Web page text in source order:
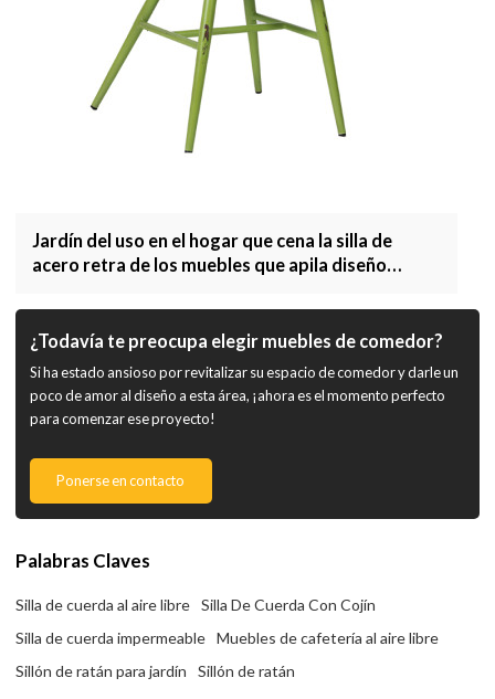
Jardín del uso en el hogar que cena la silla de
acero retra de los muebles que apila diseño
¿Todavía te preocupa elegir muebles de comedor?
Si ha estado ansioso por revitalizar su espacio de comedor y darle un
poco de amor al diseño a esta área, ¡ahora es el momento perfecto
para comenzar ese proyecto!
Ponerse en contacto
Palabras Claves
Silla de cuerda al aire libre
Silla De Cuerda Con Cojín
Silla de cuerda impermeable
Muebles de cafetería al aire libre
Sillón de ratán para jardín
Sillón de ratán